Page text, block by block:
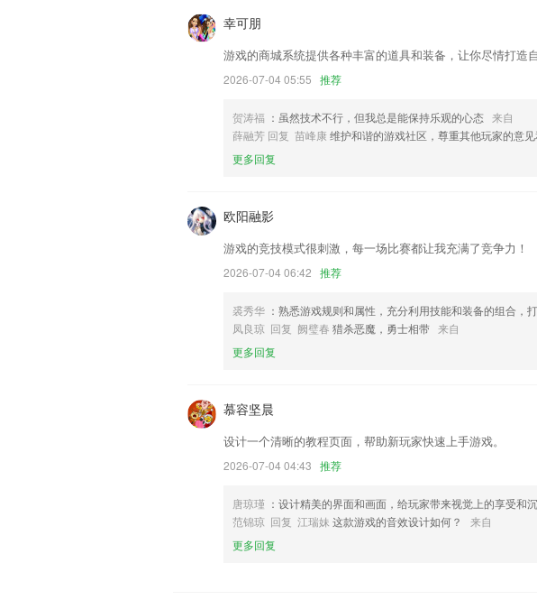
修复 魔棒产品 声音异常问题.
截图增加水印
功能新增，提供更多乘车码活动；修复已知问题
以上就是真人快打真人版 下载的介绍，如果您喜欢这款软件，您可
幸可朋
游戏的商城系统提供各种丰富的道具和装备，让你尽情打造自
2026-07-04 05:55 推荐
贺涛福 ：虽然技术不行，但我总是能保持乐观的心态 来自
薛融芳 回复 苗峰康维护和谐的游戏社区，尊重其他玩家的意见
更多回复
欧阳融影
游戏的竞技模式很刺激，每一场比赛都让我充满了竞争力！
2026-07-04 06:42 推荐
裘秀华 ：熟悉游戏规则和属性，充分利用技能和装备的组合，
凤良琼 回复 阙璧春 猎杀恶魔，勇士相带 来自
更多回复
慕容坚晨
设计一个清晰的教程页面，帮助新玩家快速上手游戏。
2026-07-04 04:43 推荐
唐琼瑾 ：设计精美的界面和画面，给玩家带来视觉上的享受和沉
范锦琼 回复 江瑞妹 这款游戏的音效设计如何？
来自
更多回复